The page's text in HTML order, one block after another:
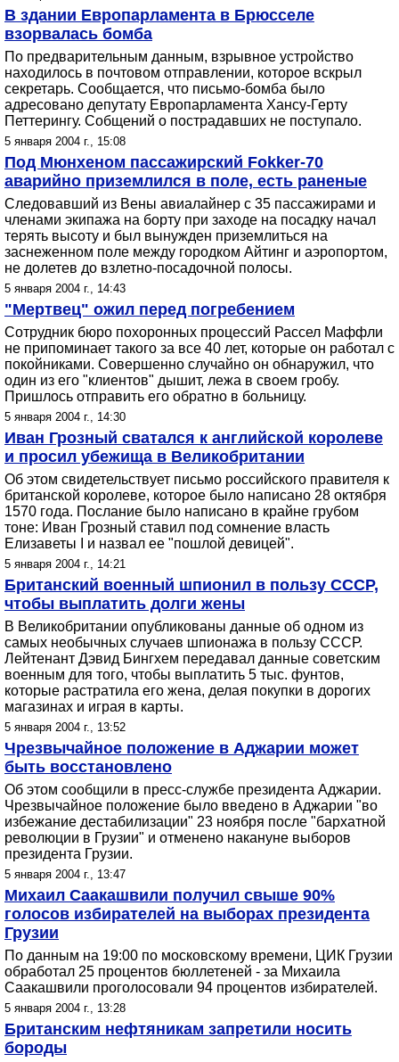
В здании Европарламента в Брюсселе
взорвалась бомба
По предварительным данным, взрывное устройство
находилось в почтовом отправлении, которое вскрыл
секретарь. Сообщается, что письмо-бомба было
адресовано депутату Европарламента Хансу-Герту
Петтерингу. Собщений о пострадавших не поступало.
5 января 2004 г., 15:08
Под Мюнхеном пассажирский Fokker-70
аварийно приземлился в поле, есть раненые
Следовавший из Вены авиалайнер с 35 пассажирами и
членами экипажа на борту при заходе на посадку начал
терять высоту и был вынужден приземлиться на
заснеженном поле между городком Айтинг и аэропортом,
не долетев до взлетно-посадочной полосы.
5 января 2004 г., 14:43
"Мертвец" ожил перед погребением
Сотрудник бюро похоронных процессий Рассел Маффли
не припоминает такого за все 40 лет, которые он работал с
покойниками. Совершенно случайно он обнаружил, что
один из его "клиентов" дышит, лежа в своем гробу.
Пришлось отправить его обратно в больницу.
5 января 2004 г., 14:30
Иван Грозный сватался к английской королеве
и просил убежища в Великобритании
Об этом свидетельствует письмо российского правителя к
британской королеве, которое было написано 28 октября
1570 года. Послание было написано в крайне грубом
тоне: Иван Грозный ставил под сомнение власть
Елизаветы I и назвал ее "пошлой девицей".
5 января 2004 г., 14:21
Британский военный шпионил в пользу СССР,
чтобы выплатить долги жены
В Великобритании опубликованы данные об одном из
самых необычных случаев шпионажа в пользу СССР.
Лейтенант Дэвид Бингхем передавал данные советским
военным для того, чтобы выплатить 5 тыс. фунтов,
которые растратила его жена, делая покупки в дорогих
магазинах и играя в карты.
5 января 2004 г., 13:52
Чрезвычайное положение в Аджарии может
быть восстановлено
Об этом сообщили в пресс-службе президента Аджарии.
Чрезвычайное положение было введено в Аджарии "во
избежание дестабилизации" 23 ноября после "бархатной
революции в Грузии" и отменено накануне выборов
президента Грузии.
5 января 2004 г., 13:47
Михаил Саакашвили получил свыше 90%
голосов избирателей на выборах президента
Грузии
По данным на 19:00 по московскому времени, ЦИК Грузии
обработал 25 процентов бюллетеней - за Михаила
Саакашвили проголосовали 94 процентов избирателей.
5 января 2004 г., 13:28
Британским нефтяникам запретили носить
бороды